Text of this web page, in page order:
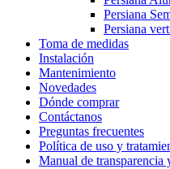
Persiana
Persiana
Toma de medidas
Instalación
Mantenimiento
Novedades
Dónde comprar
Contáctanos
Preguntas frecuentes
Política de uso y
Manual de transparencia